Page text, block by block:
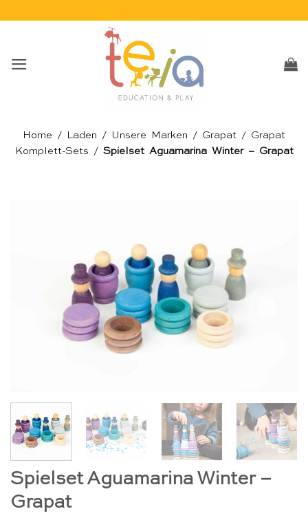
Home / Laden / Unsere Marken / Grapat / Grapat
Komplett-Sets / Spielset Aguamarina Winter – Grapat
Spielset Aguamarina Winter –
Grapat